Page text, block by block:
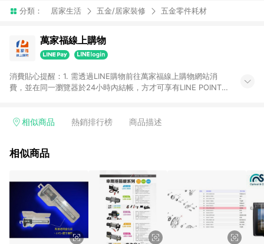
分類： 居家生活 五金/居家裝修 五金零件耗材
萬家福線上購物
消費貼心提醒：1. 需透過LINE購物前往萬家福線上購物網站消
費，並在同一瀏覽器於24小時內結帳，方才可享有LINE POINTS
4. 不具回饋資格種類商品：電子禮券。 5. 回饋點數計算將排除訂
錄，相關問題請於保留時間內聯絡客服中心，並由康達盛通生活
提供簡單、快速、輕鬆的購物流程及體驗，將不定期推出精選、
話題性或期間限定商品來滿足您的喜好。
相似商品 熱銷排行榜 商品描述
相似商品